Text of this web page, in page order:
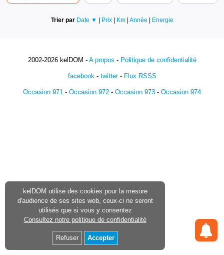
Trier par Date ▼ | Prix | Km | Année | Energie
2002-2026 kelDOM - A propos - Politique de confidentialité
facebook- twitter- Flux RSSS
Occasion 971 - Occasion 972 - Occasion 973 - Occasion 974
kelDOM utilise des cookies pour la mesure
d'audience de ses sites web, ceux-ci ne seront
utilisés que si vous y consentez
Consultez notre politique de confidentialité
Refuser Accepter